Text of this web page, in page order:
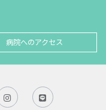
病院へのアクセス